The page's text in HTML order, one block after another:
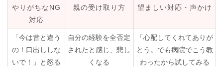
やりがちなNG
対応
親の受け取り方 望ましい対応・声かけ
「今は昔と違う
の！口出ししな
いで！」と怒る
自分の経験を全否定
されたと感じ、悲し
くなる
「心配してくれてありが
とう。でも病院でこう教
わったから試してみる